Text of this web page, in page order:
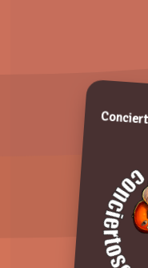
Valora de 1 a 5